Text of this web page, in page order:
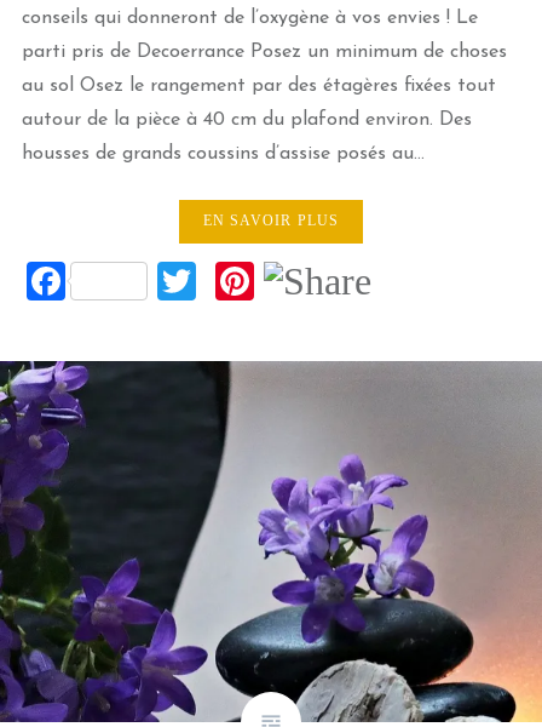
conseils qui donneront de l’oxygène à vos envies ! Le
parti pris de Decoerrance Posez un minimum de choses
au sol Osez le rangement par des étagères fixées tout
autour de la pièce à 40 cm du plafond environ. Des
housses de grands coussins d’assise posés au…
EN SAVOIR PLUS
FacebookTwitterPinterest